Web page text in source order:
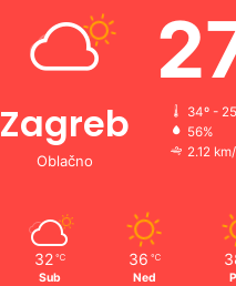
Zagreb
Oblačno
34º -
56%
2.12
32 ℃
Sub
36 ℃
Ned